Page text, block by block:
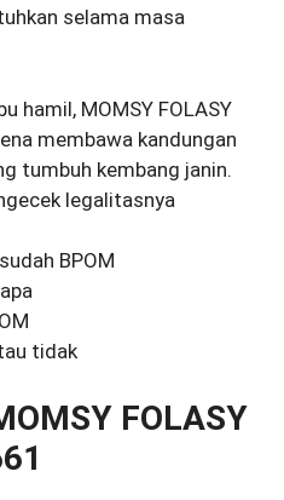
selama masa
hamil, MOMSY FOLASY
membawa kandungan
tumbuh kembang janin.
legalitasnya
BPOM
tidak
FOLASY